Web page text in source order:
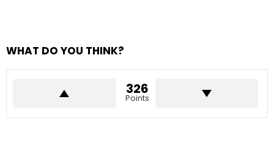
WHAT DO YOU THINK?
326
Points